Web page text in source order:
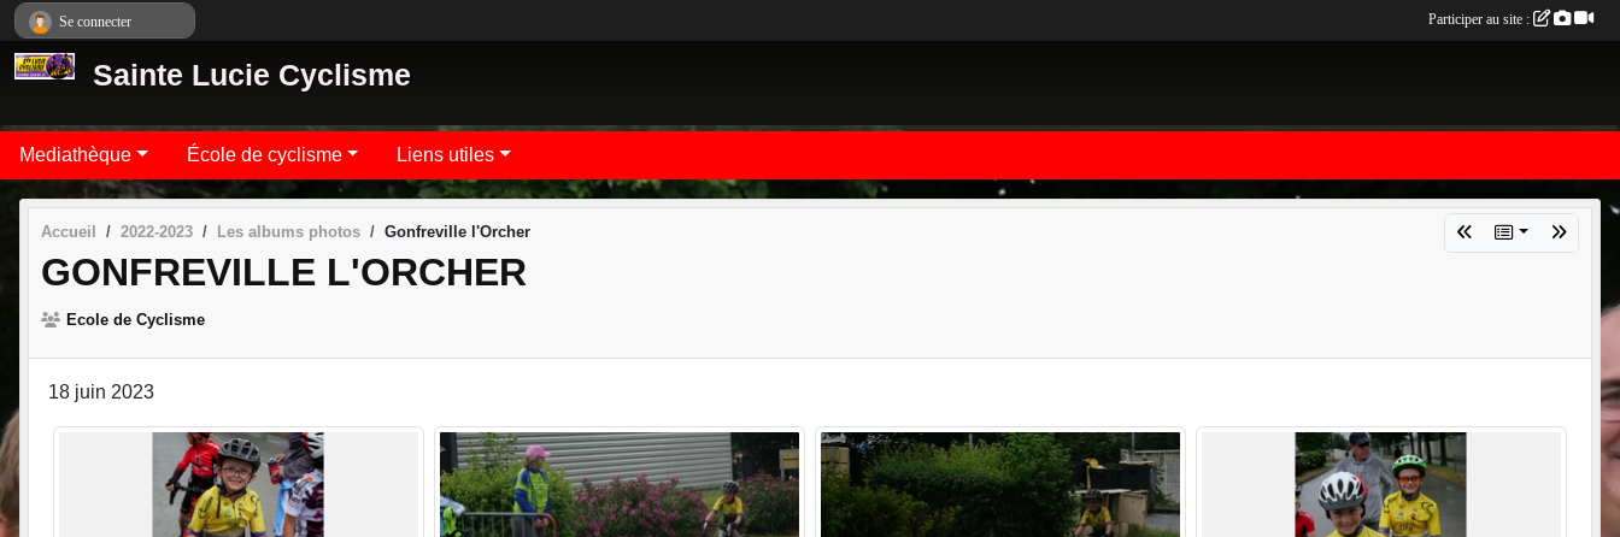
Sainte Lucie Cyclisme
Mediathèque École de cyclisme Liens utiles
Accueil 2022-2023 Les albums photos Gonfreville l'Orcher
GONFREVILLE L'ORCHER
Ecole de Cyclisme
18 juin 2023
Se connecter Participer au site :
Panneau de gestion des cookies